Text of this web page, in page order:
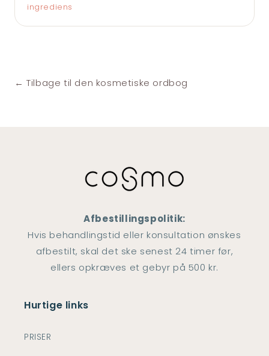
ingrediens
← Tilbage til den kosmetiske ordbog
Afbestillingspolitik:
Hvis behandlingstid eller konsultation ønskes
afbestilt, skal det ske senest 24 timer før,
ellers opkræves et gebyr på 500 kr.
Hurtige links
PRISER